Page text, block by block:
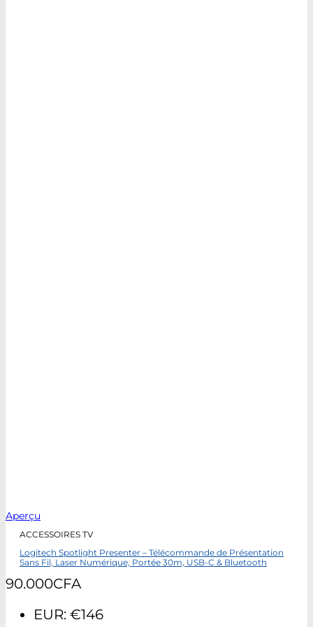
Aperçu
ACCESSOIRES TV
Logitech Spotlight Presenter – Télécommande de Présentation
Sans Fil, Laser Numérique, Portée 30m, USB-C & Bluetooth
90.000CFA
EUR: €146